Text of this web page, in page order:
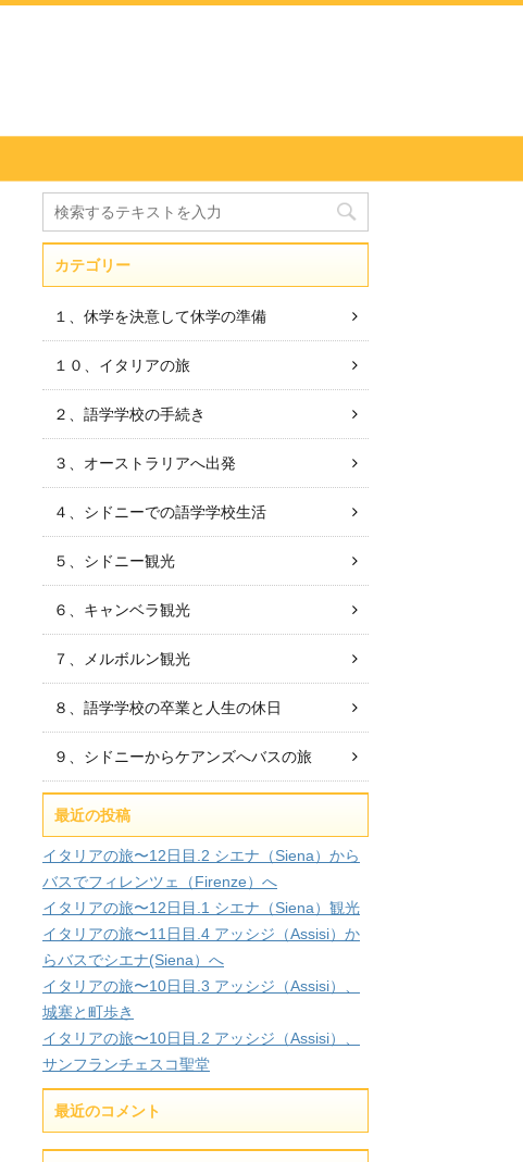
カテゴリー
１、休学を決意して休学の準備
１０、イタリアの旅
２、語学学校の手続き
３、オーストラリアへ出発
４、シドニーでの語学学校生活
５、シドニー観光
６、キャンベラ観光
７、メルボルン観光
８、語学学校の卒業と人生の休日
９、シドニーからケアンズへバスの旅
最近の投稿
イタリアの旅〜12日目.2 シエナ（Siena）から
バスでフィレンツェ（Firenze）へ
イタリアの旅〜12日目.1 シエナ（Siena）観光
イタリアの旅〜11日目.4 アッシジ（Assisi）か
らバスでシエナ(Siena）へ
イタリアの旅〜10日目.3 アッシジ（Assisi）、
城塞と町歩き
イタリアの旅〜10日目.2 アッシジ（Assisi）、
サンフランチェスコ聖堂
最近のコメント